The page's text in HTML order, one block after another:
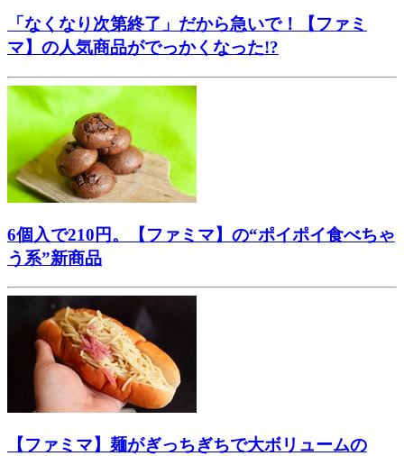
「なくなり次第終了」だから急いで！【ファミ
マ】の人気商品がでっかくなった!?
6個入で210円。【ファミマ】の“ポイポイ食べちゃ
う系”新商品
【ファミマ】麺がぎっちぎちで大ボリュームの